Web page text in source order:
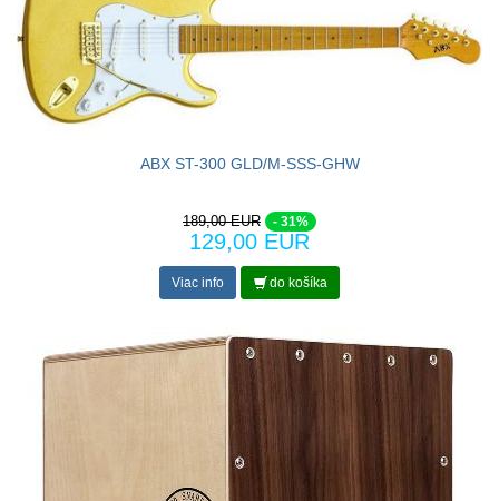
ABX ST-300 GLD/M-SSS-GHW
189,00 EUR - 31%
129,00 EUR
Viac info do košíka